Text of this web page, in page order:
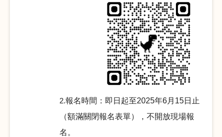
2.報名時間：即日起至2025年6月15日止
（額滿關閉報名表單），不開放現場報
名。